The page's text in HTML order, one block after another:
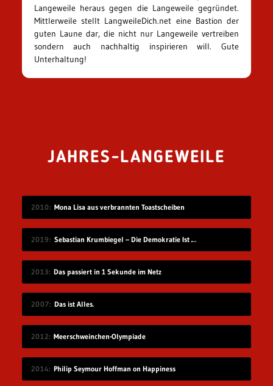
Langeweile heraus gegen die Langeweile gegründet.
Mittlerweile stellt LangweileDich.net eine Bastion der
guten Laune dar, die nicht nur Langeweile vertreiben
sondern auch nachhaltig inspirieren will. Gute
Unterhaltung!
JAHRES-LANGEWEILE
2010 Mona Lisa aus verbrannten Toastscheiben
2019 Sebastian Krumbiegel – Die Demokratie Ist Weiblich
2013 Das passiert in 1 Sekunde im Netz
2007 Das ist Alles.
2012 Meerschweinchen-Olympiade
2014 Philip Seymour Hoffman on Happiness